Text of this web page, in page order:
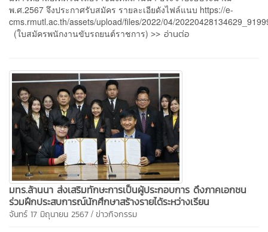
พ.ศ.2567 จึงประกาศรับสมัคร รายละเอียดังไฟล์แนบ https://e-
cms.rmutl.ac.th/assets/upload/files/2022/04/
(ใบสมัครพนักงานขับรถยนต์ราชการ) >> อ่านต่อ
มทร.ล้านนา ส่งเสริมทักษะการเป็นผู้ประกอบการ ดึงภาคเอกชน
ร่วมฝึกประสบการณ์นักศึกษาสร้างรายได้ระหว่างเรียน
จันทร์ 17 มิถุนายน 2567 / ข่าวกิจกรรม